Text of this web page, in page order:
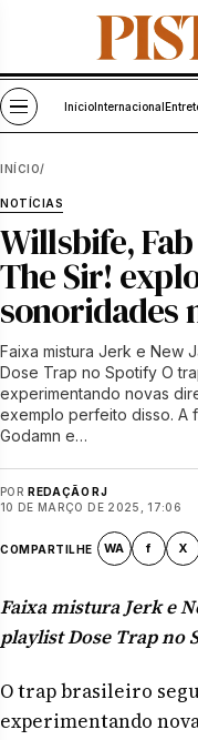
Pular para o conteúdo
Abrir menu
Início Internacional
INÍCIO/
NOTÍCIAS
Willsbife,
The Sir!
sonoridades
Faixa mistura Jerk e New
Dose Trap no Spotify O
experimentando novas
exemplo perfeito disso. A
Godamn e…
POR REDAÇÃO RJ
10 DE MARÇO DE 2025, 17:06
COMPARTILHE WA f X
Faixa mistura Jerk e
playlist Dose Trap no
O trap brasileiro
experimentando